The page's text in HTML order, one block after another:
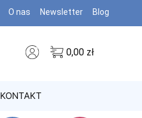
O nas Newsletter Blog
0,00 zł
KONTAKT